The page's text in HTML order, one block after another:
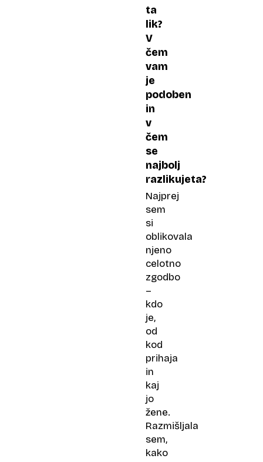
ta
lik?
V
čem
vam
je
podoben
in
v
čem
se
najbolj
razlikujeta?
Najprej
sem
si
oblikovala
njeno
celotno
zgodbo
–
kdo
je,
od
kod
prihaja
in
kaj
jo
žene.
Razmišljala
sem,
kako